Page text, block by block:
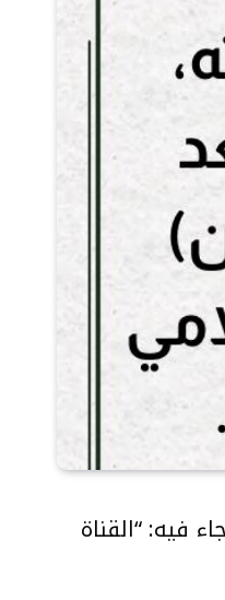
فيه: “القناة